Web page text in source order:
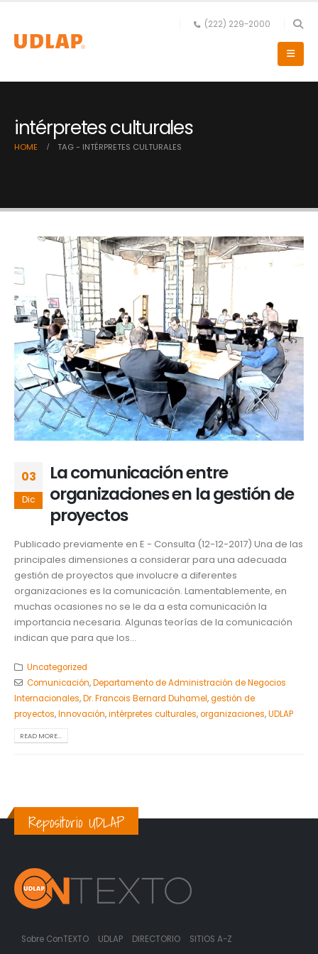
(222) 229-2000
intérpretes culturales
HOME TAG - INTÉRPRETES CULTURALES
03
Dic
La comunicación entre
organizaciones en la gestión de
proyectos
Publicado previamente en E - Consulta (12-12-2017) Una de las
principales dimensiones a considerar para una adecuada
gestión de proyectos que involucre a diferentes
organizaciones es la comunicación. Lamentablemente, en
muchas ocasiones no se le da a esta comunicación la
importancia necesaria. Algunas teorías de la comunicación
indican que para que los...
Uncategorized
Comunicación,Departamento de Administración de Negocios
Internacionales,Dr. Francois Bernard Duhamel,gestión de
proyectos,Innovación,intérpretes culturales,organizaciones,UDLAP
READ MORE...
Repositorio UDLAP
Sobre ConTEXTO UDLAP DIRECTORIO SITIOS A-Z